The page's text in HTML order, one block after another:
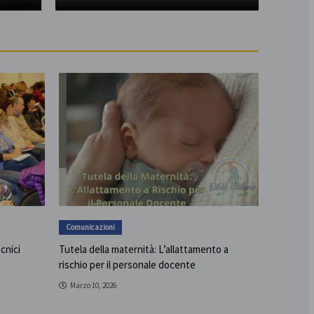
Comunicazioni
Tutela della maternità: L’allattamento a
rischio per il personale docente
Marzo 10, 2026